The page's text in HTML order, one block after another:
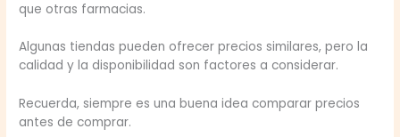
que otras farmacias.
Algunas tiendas pueden ofrecer precios similares, pero la
calidad y la disponibilidad son factores a considerar.
Recuerda, siempre es una buena idea comparar precios
antes de comprar.